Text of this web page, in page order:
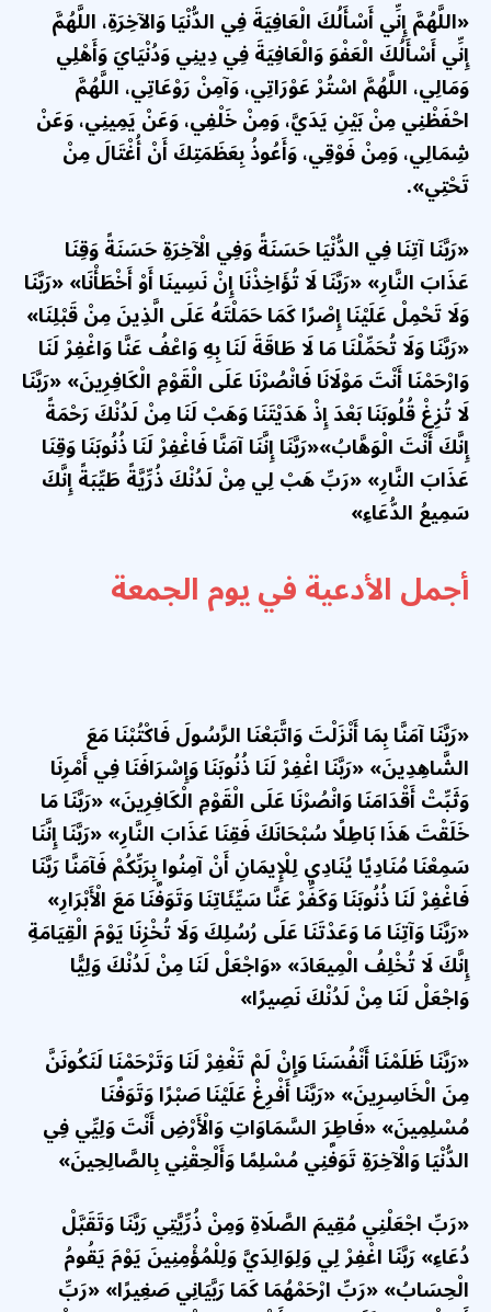
«اللَّهُمَّ إِنِّي أَسْأَلُكَ الْعَافِيَةَ فِي الدُّنْيَا وَالآخِرَةِ، اللَّهُمَّ
إِنِّي أَسْأَلُكَ الْعَفْوَ وَالْعَافِيَةَ فِي دِينِي وَدُنْيَايَ وَأَهْلِي
وَمَالِي، اللَّهُمَّ اسْتُرْ عَوْرَاتِي، وَآمِنْ رَوْعَاتِي، اللَّهُمَّ
احْفَظْنِي مِنْ بَيْنِ يَدَيَّ، وَمِنْ خَلْفِي، وَعَنْ يَمِينِي، وَعَنْ
شِمَالِي، وَمِنْ فَوْقِي، وَأَعُوذُ بِعَظَمَتِكَ أَنْ أُغْتَالَ مِنْ
تَحْتِي».
«رَبَّنَا آتِنَا فِي الدُّنْيَا حَسَنَةً وَفِي الْآخِرَةِ حَسَنَةً وَقِنَا
عَذَابَ النَّارِ» «رَبَّنَا لَا تُؤَاخِذْنَا إِنْ نَسِينَا أَوْ أَخْطَأْنَا» «رَبَّنَا
وَلَا تَحْمِلْ عَلَيْنَا إِصْرًا كَمَا حَمَلْتَهُ عَلَى الَّذِينَ مِنْ قَبْلِنَا»
«رَبَّنَا وَلَا تُحَمِّلْنَا مَا لَا طَاقَةَ لَنَا بِهِ وَاعْفُ عَنَّا وَاغْفِرْ لَنَا
وَارْحَمْنَا أَنْتَ مَوْلَانَا فَانْصُرْنَا عَلَى الْقَوْمِ الْكَافِرِينَ» «رَبَّنَا
لَا تُزِغْ قُلُوبَنَا بَعْدَ إِذْ هَدَيْتَنَا وَهَبْ لَنَا مِنْ لَدُنْكَ رَحْمَةً
إِنَّكَ أَنْتَ الْوَهَّابُ»«رَبَّنَا إِنَّنَا آمَنَّا فَاغْفِرْ لَنَا ذُنُوبَنَا وَقِنَا
عَذَابَ النَّارِ» «رَبِّ هَبْ لِي مِنْ لَدُنْكَ ذُرِّيَّةً طَيِّبَةً إِنَّكَ
سَمِيعُ الدُّعَاءِ»
أجمل الأدعية في يوم الجمعة
«رَبَّنَا آمَنَّا بِمَا أَنْزَلْتَ وَاتَّبَعْنَا الرَّسُولَ فَاكْتُبْنَا مَعَ
الشَّاهِدِينَ» «رَبَّنَا اغْفِرْ لَنَا ذُنُوبَنَا وَإِسْرَافَنَا فِي أَمْرِنَا
وَثَبِّتْ أَقْدَامَنَا وَانْصُرْنَا عَلَى الْقَوْمِ الْكَافِرِينَ» «رَبَّنَا مَا
خَلَقْتَ هَذَا بَاطِلًا سُبْحَانَكَ فَقِنَا عَذَابَ النَّارِ» «رَبَّنَا إِنَّنَا
سَمِعْنَا مُنَادِيًا يُنَادِي لِلْإِيمَانِ أَنْ آمِنُوا بِرَبِّكُمْ فَآمَنَّا رَبَّنَا
فَاغْفِرْ لَنَا ذُنُوبَنَا وَكَفِّرْ عَنَّا سَيِّئَاتِنَا وَتَوَفَّنَا مَعَ الْأَبْرَارِ»
«رَبَّنَا وَآتِنَا مَا وَعَدْتَنَا عَلَى رُسُلِكَ وَلَا تُخْزِنَا يَوْمَ الْقِيَامَةِ
إِنَّكَ لَا تُخْلِفُ الْمِيعَادَ» «وَاجْعَلْ لَنَا مِنْ لَدُنْكَ وَلِيًّا
وَاجْعَلْ لَنَا مِنْ لَدُنْكَ نَصِيرًا»
«رَبَّنَا ظَلَمْنَا أَنْفُسَنَا وَإِنْ لَمْ تَغْفِرْ لَنَا وَتَرْحَمْنَا لَنَكُونَنَّ
مِنَ الْخَاسِرِينَ» «رَبَّنَا أَفْرِغْ عَلَيْنَا صَبْرًا وَتَوَفَّنَا
مُسْلِمِينَ» «فَاطِرَ السَّمَاوَاتِ وَالْأَرْضِ أَنْتَ وَلِيِّي فِي
الدُّنْيَا وَالْآخِرَةِ تَوَفَّنِي مُسْلِمًا وَأَلْحِقْنِي بِالصَّالِحِينَ»
«رَبِّ اجْعَلْنِي مُقِيمَ الصَّلَاةِ وَمِنْ ذُرِّيَّتِي رَبَّنَا وَتَقَبَّلْ
دُعَاءِ» رَبَّنَا اغْفِرْ لِي وَلِوَالِدَيَّ وَلِلْمُؤْمِنِينَ يَوْمَ يَقُومُ
الْحِسَابُ» «رَبِّ ارْحَمْهُمَا كَمَا رَبَّيَانِي صَغِيرًا» «رَبِّ